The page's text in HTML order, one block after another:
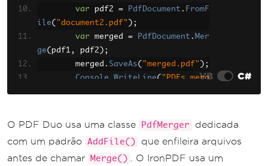
var pdf2 = PdfDocument . FromF
ile( "document2.pdf" );
var merged = PdfDocument . Mer
ge( pdf1, pdf2 );
        merged
. SaveAs( "merged.pdf" );
Console
WriteLine( "PDFs merg
}
VB C#
O PDF Duo usa uma classe PdfMerger
dedicada
com um padrão AddFile()
que enfileira arquivos
antes de chamar
Merge()
. O IronPDF usa um